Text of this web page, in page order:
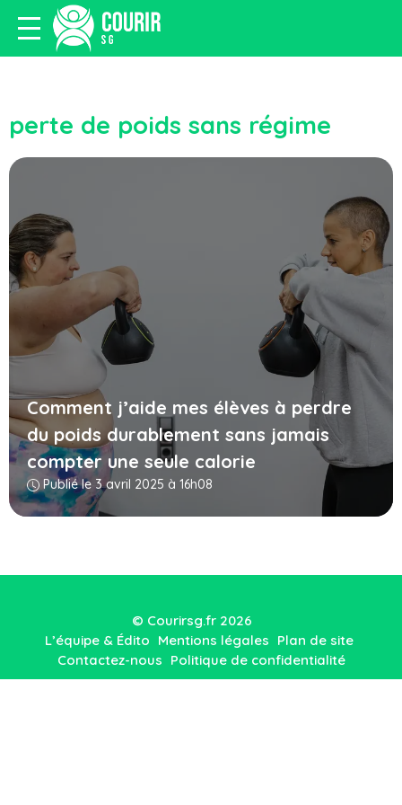
perte de poids sans régime
Comment j’aide mes élèves à perdre
du poids durablement sans jamais
compter une seule calorie
Publié le 3 avril 2025 à 16h08
© Courirsg.fr 2026
L’équipe & Édito Mentions légales Plan de site
Contactez-nous Politique de confidentialité